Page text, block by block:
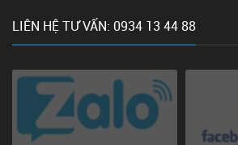
LIÊN HỆ TƯ VẤN: 0934 13 44 88